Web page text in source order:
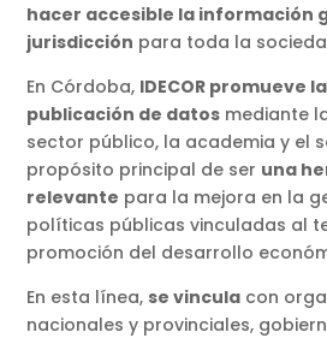
hacer accesible la información
jurisdicción para toda la
En Córdoba, IDECOR promueve
publicación de datos mediante
sector público, la academia y el
propósito principal de ser una
relevante para la mejora en la
políticas públicas vinculadas al
promoción del desarrollo
En esta línea, se vincula con
nacionales y provinciales,